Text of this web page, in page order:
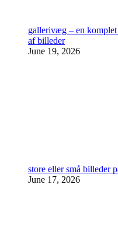
gallerivæg – en
af billeder
June 19, 2026
store eller små billeder
June 17, 2026